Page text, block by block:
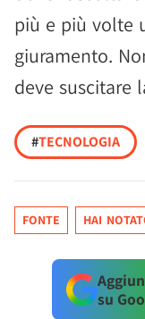
più e più volte
giuramento.
deve suscitare
#TECNOLOGIA
FONTE HAI
su